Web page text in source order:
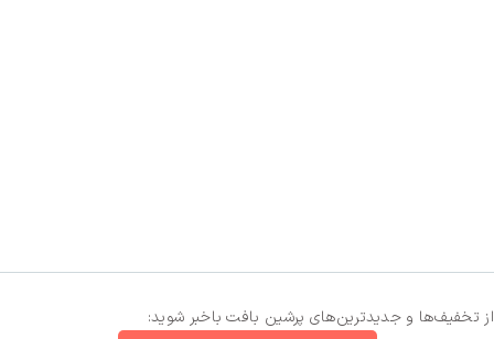
از تخفیف‌ها و جدیدترین‌های پرشین بافت باخبر شوید: